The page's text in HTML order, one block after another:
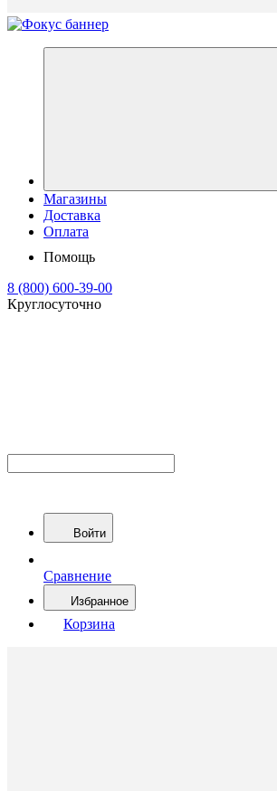
Магазины
Доставка
Оплата
Помощь
8 (800) 600-39-00
Круглосуточно
Войти
Сравнение
Избранное
Корзина